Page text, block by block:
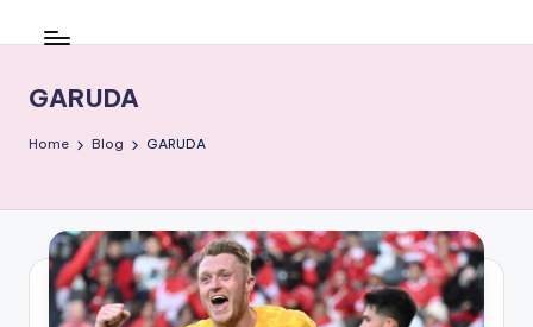
GARUDA
Home Blog GARUDA